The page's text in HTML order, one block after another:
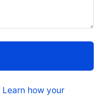
Learn how your